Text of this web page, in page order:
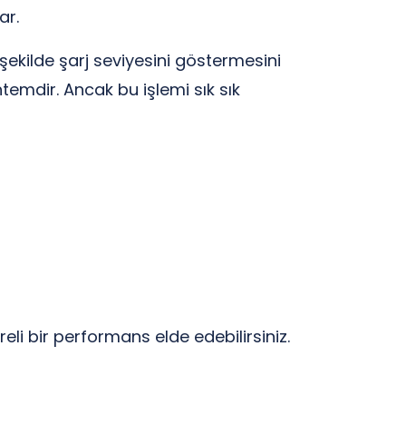
şarj seviyesini göstermesini
Ancak bu işlemi sık sık
bir performans elde edebilirsiniz.